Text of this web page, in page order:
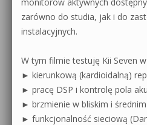
Pakiety
Regulamin
Działanie sklepu internetowego
Wyszukiwanie
zarówno do studia, jak i do
instalacyjnych.
W tym filmie testuję Kii Seven
► kierunkową (kardioidalną)
► pracę DSP i kontrolę pola
► brzmienie w bliskim i
► funkcjonalność sieciową